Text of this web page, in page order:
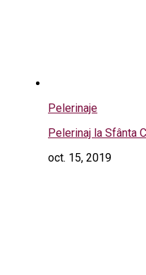
Pelerinaje
Pelerinaj la Sfânta
oct. 15, 2019